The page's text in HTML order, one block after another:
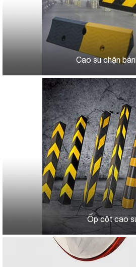
Cao su chặn
Ốp cột cao